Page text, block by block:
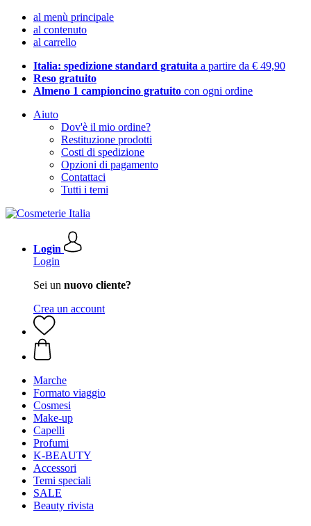
al menù principale
al contenuto
al carrello
Italia: spedizione standard gratuita a partire da € 49,90
Reso gratuito
Almeno 1 campioncino gratuito con ogni ordine
Aiuto
Dov'è il mio ordine?
Restituzione prodotti
Costi di spedizione
Opzioni di pagamento
Contattaci
Tutti i temi
Login
Login
Sei un nuovo cliente?
Crea un account
Marche
Formato viaggio
Cosmesi
Make-up
Capelli
Profumi
K-BEAUTY
Accessori
Temi speciali
SALE
Beauty rivista